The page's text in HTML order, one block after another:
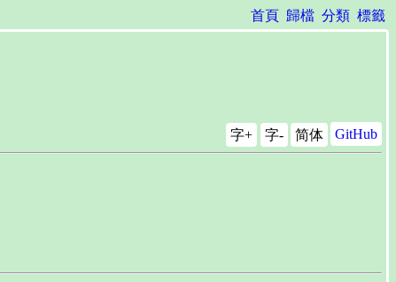
首頁 歸檔 分類 標籤
GitHub
简体
字+ 字-